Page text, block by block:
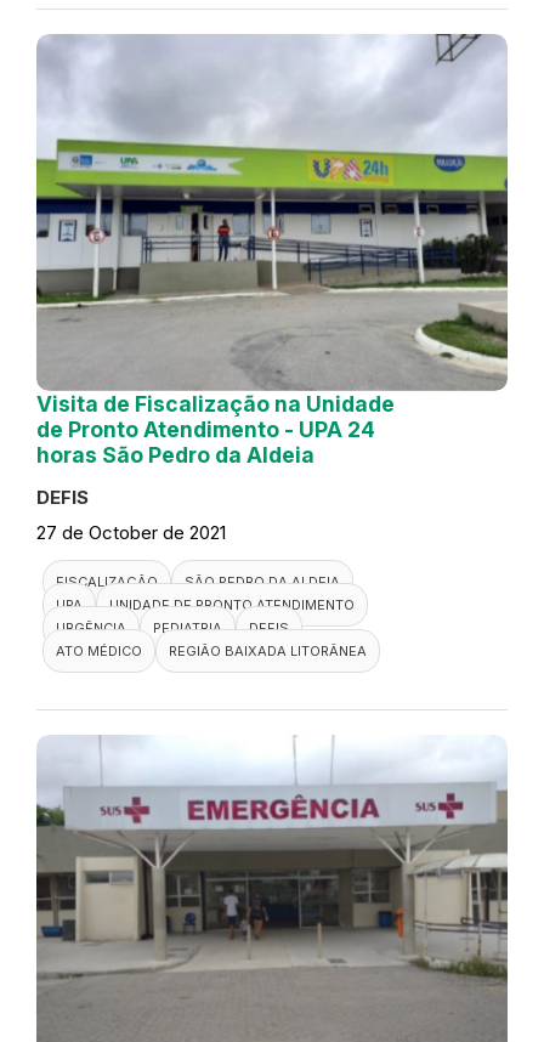
Visita de Fiscalização na Unidade
de Pronto Atendimento - UPA 24
horas São Pedro da Aldeia
DEFIS
27 de October de 2021
FISCALIZAÇÃO
SÃO PEDRO DA ALDEIA
UPA
UNIDADE DE PRONTO ATENDIMENTO
URGÊNCIA
PEDIATRIA
DEFIS
ATO MÉDICO
REGIÃO BAIXADA LITORÂNEA